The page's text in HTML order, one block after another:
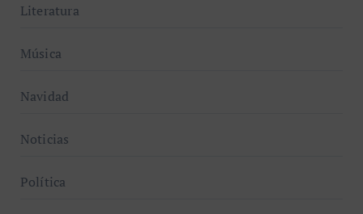
Literatura
Música
Navidad
Noticias
Política